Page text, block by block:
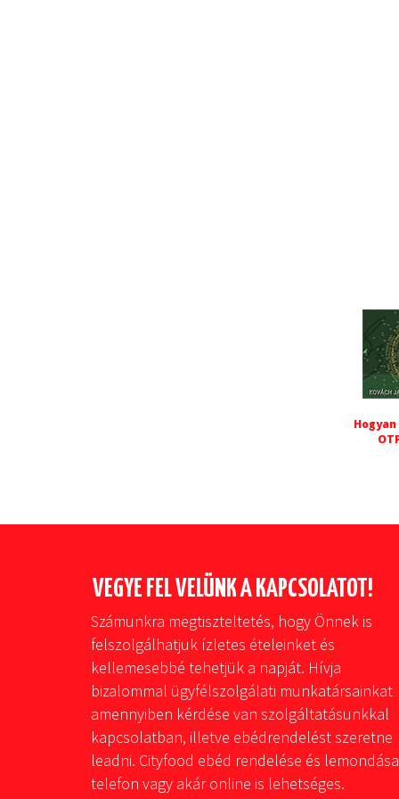
VEGYE FEL VELÜNK A KAPCSOLATOT!
Számunkra megtiszteltetés, hogy Önnek is
felszolgálhatjuk ízletes ételeinket és
kellemesebbé tehetjük a napját. Hívja
bizalommal ügyfélszolgálati munkatársainkat
amennyiben kérdése van szolgáltatásunkkal
kapcsolatban, illetve ebédrendelést szeretne
leadni. Cityfood ebéd rendelése és lemondása
telefon vagy akár online is lehetséges.